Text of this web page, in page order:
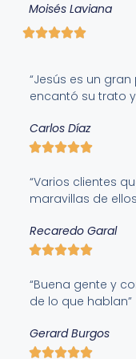
Moisés Laviana
“Jesús es un
encantó su trato
Carlos Díaz
“Varios clientes
maravillas de
Recaredo Garal
“Buena gente y
de lo que hablan”
Gerard Burgos